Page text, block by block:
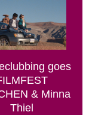
goes
& Minna
Thiel